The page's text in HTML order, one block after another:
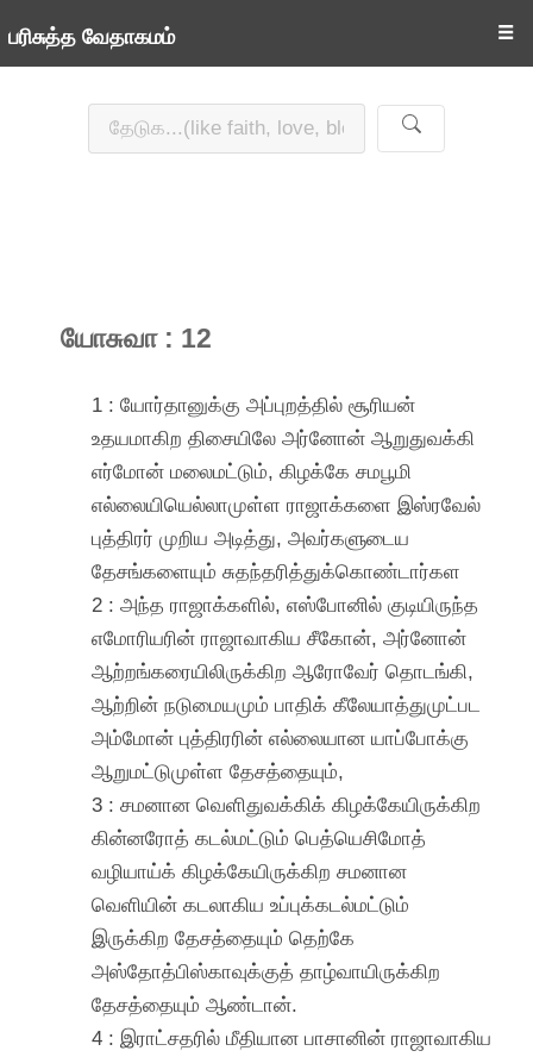
பரிசுத்த வேதாகமம் ☰
யோசுவா : 12
1 : யோர்தானுக்கு அப்புறத்தில் சூரியன்
உதயமாகிற திசையிலே அர்னோன் ஆறுதுவக்கி
எர்மோன் மலைமட்டும், கிழக்கே சமபூமி
எல்லையியெல்லாமுள்ள ராஜாக்களை இஸ்ரவேல்
புத்திரர் முறிய அடித்து, அவர்களுடைய
தேசங்களையும் சுதந்தரித்துக்கொண்டார்கள
2 : அந்த ராஜாக்களில், எஸ்போனில் குடியிருந்த
எமோரியரின் ராஜாவாகிய சீகோன், அர்னோன்
ஆற்றங்கரையிலிருக்கிற ஆரோவேர் தொடங்கி,
ஆற்றின் நடுமையமும் பாதிக் கீலேயாத்துமுட்பட
அம்மோன் புத்திரரின் எல்லையான யாப்போக்கு
ஆறுமட்டுமுள்ள தேசத்தையும்,
3 : சமனான வெளிதுவக்கிக் கிழக்கேயிருக்கிற
கின்னரோத் கடல்மட்டும் பெத்யெசிமோத்
வழியாய்க் கிழக்கேயிருக்கிற சமனான
வெளியின் கடலாகிய உப்புக்கடல்மட்டும்
இருக்கிற தேசத்தையும் தெற்கே
அஸ்தோத்பிஸ்காவுக்குத் தாழ்வாயிருக்கிற
தேசத்தையும் ஆண்டான்.
4 : இராட்சதரில் மீதியான பாசானின் ராஜாவாகிய